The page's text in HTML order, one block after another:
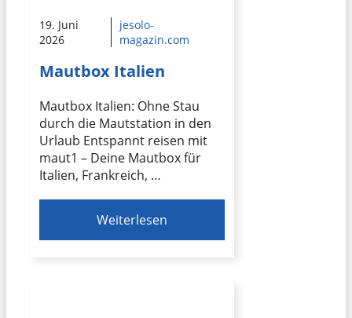
19. Juni
2026
jesolo-
magazin.com
Mautbox Italien
Mautbox Italien: Ohne Stau
durch die Mautstation in den
Urlaub Entspannt reisen mit
maut1 – Deine Mautbox für
Italien, Frankreich, …
Weiterlesen